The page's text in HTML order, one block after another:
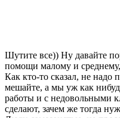
Шутите все)) Ну давайте
помощи малому и среднему,
Как кто-то сказал, не надо
мешайте, а мы уж как
работы и с недовольными
сделают, зачем же тогда